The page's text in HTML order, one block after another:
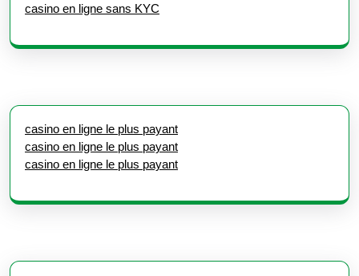
casino en ligne sans KYC
casino en ligne le plus payant
casino en ligne le plus payant
casino en ligne le plus payant